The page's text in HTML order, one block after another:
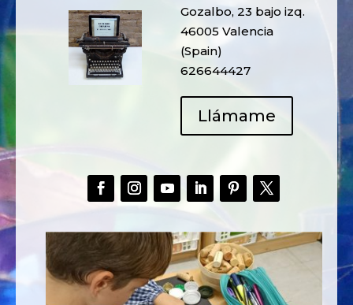
Gozalbo, 23 bajo izq.
46005 Valencia
(Spain)
626644427
Llámame